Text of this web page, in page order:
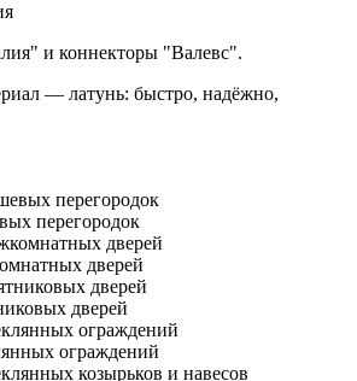
и коннекторы "Валевс".
— латунь: быстро, надёжно,
перегородок
дверей
дверей
ограждений